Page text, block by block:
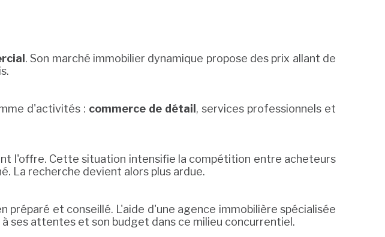
. Son marché immobilier dynamique propose des prix allant de
d'activités : commerce de détail , services professionnels et
l'offre. Cette situation intensifie la compétition entre acheteurs
La recherche devient alors plus ardue.
préparé et conseillé. L'aide d'une agence immobilière spécialisée
ses attentes et son budget dans ce milieu concurrentiel.